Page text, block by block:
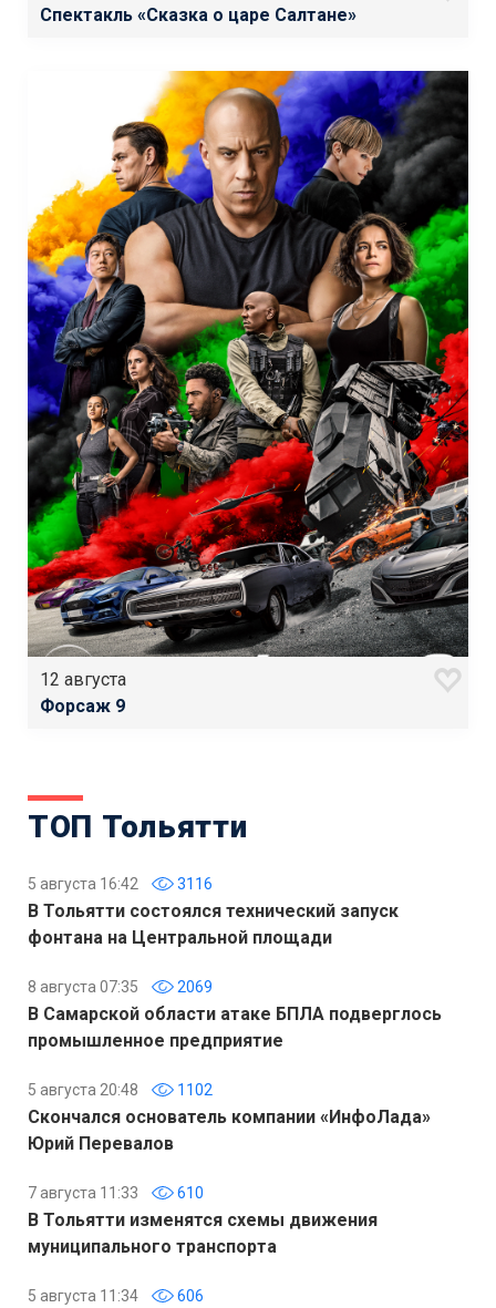
Спектакль «Сказка о царе Салтане»
12 августа
Форсаж 9
ТОП Тольятти
5 августа 16:42 3116
В Тольятти состоялся технический запуск
фонтана на Центральной площади
8 августа 07:35 2069
В Самарской области атаке БПЛА подверглось
промышленное предприятие
5 августа 20:48 1102
Скончался основатель компании «ИнфоЛада»
Юрий Перевалов
7 августа 11:33 610
В Тольятти изменятся схемы движения
муниципального транспорта
5 августа 11:34 606